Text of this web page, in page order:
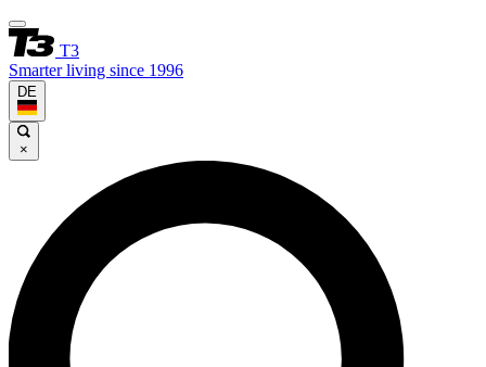
T3
Smarter living since 1996
DE
×